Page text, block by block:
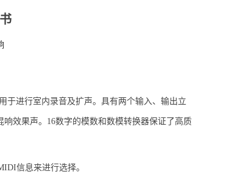
于进行室内录音及扩声。具有两个输入、输出立
效果声。16数字的模数和数模转换器保证了高质
信息来进行选择。